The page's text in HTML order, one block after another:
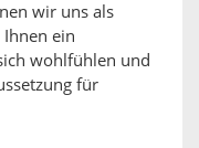
wir uns als
ein
wohlfühlen und
für